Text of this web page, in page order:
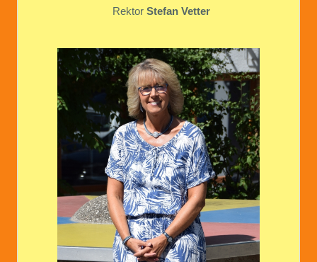
Rektor Stefan Vetter